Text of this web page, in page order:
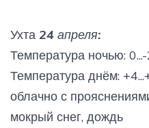
Ухта 24 апреля:
Температура ночью: 0...-
Температура днём:
облачно с
мокрый снег, дождь